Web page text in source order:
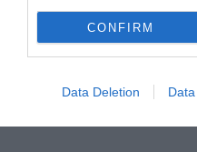
CONFIRM
Data Deletion